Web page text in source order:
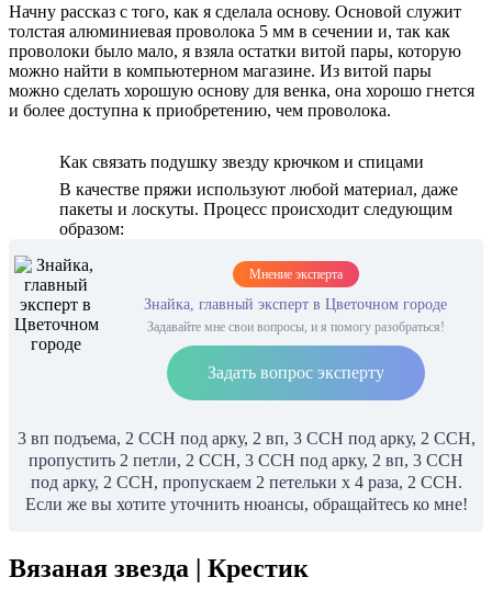
Начну рассказ с того, как я сделала основу. Основой служит
толстая алюминиевая проволока 5 мм в сечении и, так как
проволоки было мало, я взяла остатки витой пары, которую
можно найти в компьютерном магазине. Из витой пары
можно сделать хорошую основу для венка, она хорошо гнется
и более доступна к приобретению, чем проволока.
Как связать подушку звезду крючком и спицами
В качестве пряжи используют любой материал, даже
пакеты и лоскуты. Процесс происходит следующим
образом:
Мнение эксперта
Знайка, главный эксперт в Цветочном городе
Задавайте мне свои вопросы, и я помогу разобраться!
Задать вопрос эксперту
3 вп подъема, 2 ССН под арку, 2 вп, 3 ССН под арку, 2 ССН,
пропустить 2 петли, 2 ССН, 3 ССН под арку, 2 вп, 3 ССН
под арку, 2 ССН, пропускаем 2 петельки х 4 раза, 2 ССН.
Если же вы хотите уточнить нюансы, обращайтесь ко мне!
Вязаная звезда | Крестик